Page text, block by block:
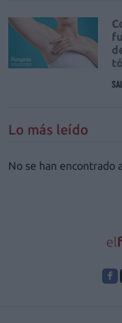
Lo más leído
No se han encontrado